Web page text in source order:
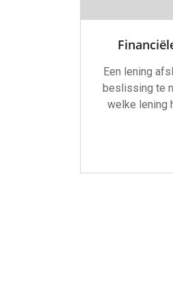
Een lening
beslissing te
welke lening